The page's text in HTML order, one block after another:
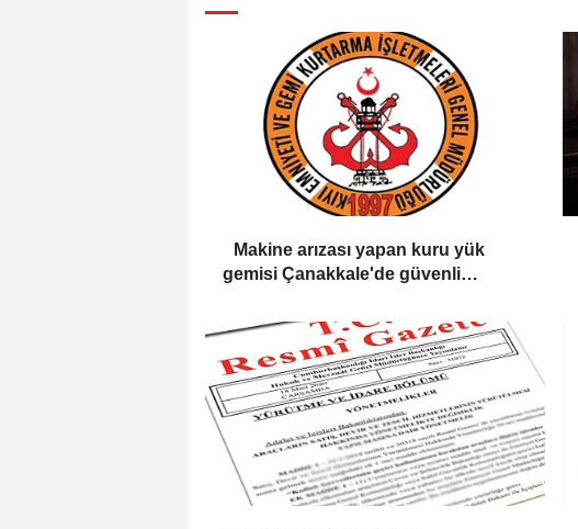
Makine arızası yapan kuru yük
gemisi Çanakkale'de güvenli